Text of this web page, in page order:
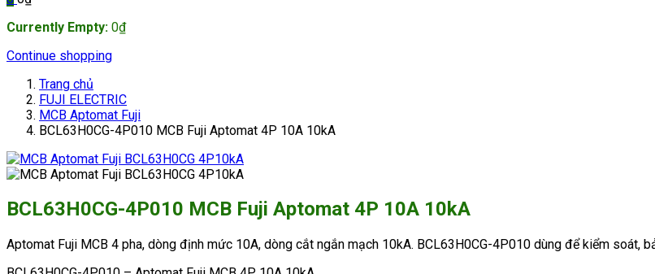
Currently Empty: 0₫
Continue shopping
Trang chủ
FUJI ELECTRIC
MCB Aptomat Fuji
BCL63H0CG-4P010 MCB Fuji Aptomat 4P 10A 10kA
BCL63H0CG-4P010 MCB Fuji Aptomat 4P 10A 10kA
Aptomat Fuji MCB 4 pha, dòng định mức 10A, dòng cắt ngắn mạch 10kA. BCL63H0CG-4P010 dùng để kiểm soát,